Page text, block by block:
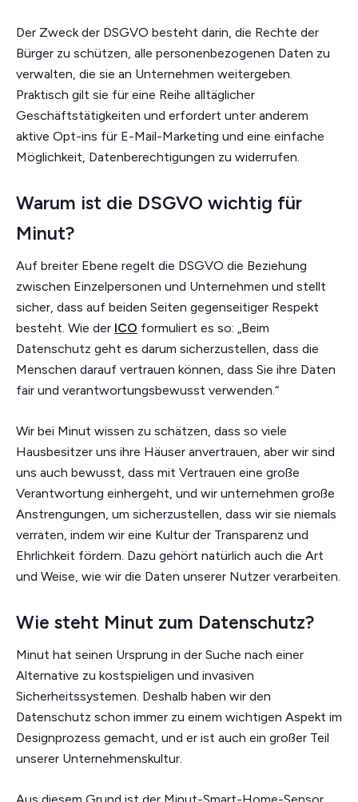
Der Zweck der DSGVO besteht darin, die Rechte der
Bürger zu schützen, alle personenbezogenen Daten zu
verwalten, die sie an Unternehmen weitergeben.
Praktisch gilt sie für eine Reihe alltäglicher
Geschäftstätigkeiten und erfordert unter anderem
aktive Opt-ins für E-Mail-Marketing und eine einfache
Möglichkeit, Datenberechtigungen zu widerrufen.
Warum ist die DSGVO wichtig für
Minut?
Auf breiter Ebene regelt die DSGVO die Beziehung
zwischen Einzelpersonen und Unternehmen und stellt
sicher, dass auf beiden Seiten gegenseitiger Respekt
besteht. Wie der ICO formuliert es so: „Beim
Datenschutz geht es darum sicherzustellen, dass die
Menschen darauf vertrauen können, dass Sie ihre Daten
fair und verantwortungsbewusst verwenden.“
Wir bei Minut wissen zu schätzen, dass so viele
Hausbesitzer uns ihre Häuser anvertrauen, aber wir sind
uns auch bewusst, dass mit Vertrauen eine große
Verantwortung einhergeht, und wir unternehmen große
Anstrengungen, um sicherzustellen, dass wir sie niemals
verraten, indem wir eine Kultur der Transparenz und
Ehrlichkeit fördern. Dazu gehört natürlich auch die Art
und Weise, wie wir die Daten unserer Nutzer verarbeiten.
Wie steht Minut zum Datenschutz?
Minut hat seinen Ursprung in der Suche nach einer
Alternative zu kostspieligen und invasiven
Sicherheitssystemen. Deshalb haben wir den
Datenschutz schon immer zu einem wichtigen Aspekt im
Designprozess gemacht, und er ist auch ein großer Teil
unserer Unternehmenskultur.
Aus diesem Grund ist der Minut-Smart-Home-Sensor